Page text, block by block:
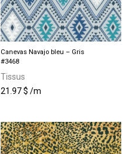
Canevas Navajo bleu – Gris
21.97$ /m
#3468
Tissus